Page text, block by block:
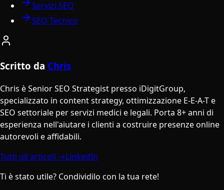
Servizi SEO
SEO Tecnico
Scritto da Chris
Chris è Senior SEO Strategist presso iDigitGroup,
specializzato in content strategy, ottimizzazione E-E-A-T e
SEO settoriale per servizi medici e legali. Porta 8+ anni di
esperienza nell'aiutare i clienti a costruire presenze online
autorevoli e affidabili.
Tutti gli articoli →LinkedIn
Ti è stato utile? Condividilo con la tua rete!